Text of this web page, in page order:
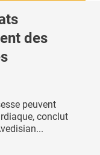
des
peuvent
conclut